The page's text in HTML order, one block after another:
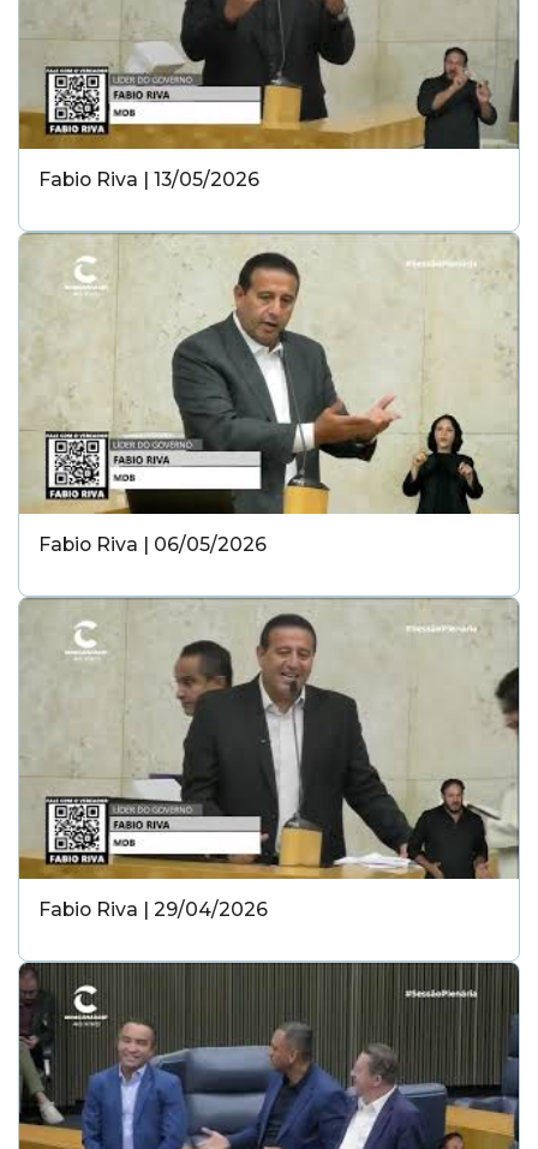
Fabio Riva | 13/05/2026
Fabio Riva | 06/05/2026
Fabio Riva | 29/04/2026